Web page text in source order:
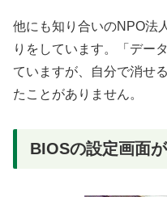
他にも知り合いのNPO法
りをしています。「デー
ていますが、自分で消せ
たことがありません。
BIOSの設定画面が